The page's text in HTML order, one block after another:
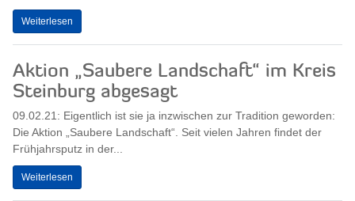
Weiterlesen
Aktion „Saubere Landschaft“ im Kreis
Steinburg abgesagt
09.02.21: Eigentlich ist sie ja inzwischen zur Tradition geworden:
Die Aktion „Saubere Landschaft“. Seit vielen Jahren findet der
Frühjahrsputz in der...
Weiterlesen